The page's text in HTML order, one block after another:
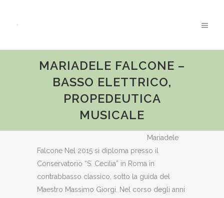
MARIADELE FALCONE –
BASSO ELETTRICO,
PROPEDEUTICA
MUSICALE
Mariadele
Falcone Nel 2015 si diploma presso il
Conservatorio “S. Cecilia” in Roma in
contrabbasso classico, sotto la guida del
Maestro Massimo Giorgi. Nel corso degli anni